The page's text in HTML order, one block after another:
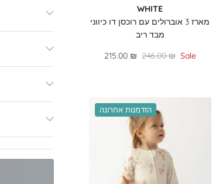
WHITE
מארז 3 אוברולים עם רוכסן דו כיווני
מבד ריב
215.00 ₪ 246.00 ₪ Sale
הזדמנות אחרונה